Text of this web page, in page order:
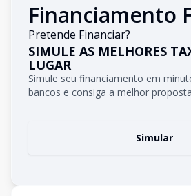
Financiamento
Pretende Financiar?
SIMULE AS MELHORES
LUGAR
Simule seu financiamento em
bancos e consiga a melhor
Simular